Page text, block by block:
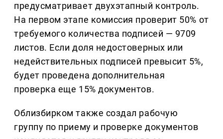
предусматривает двухэтапный контроль.
На первом этапе комиссия проверит 50% от
требуемого количества подписей — 9709
листов. Если доля недостоверных или
недействительных подписей превысит 5%,
будет проведена дополнительная
проверка еще 15% документов.
Облизбирком также создал рабочую
группу по приему и проверке документов